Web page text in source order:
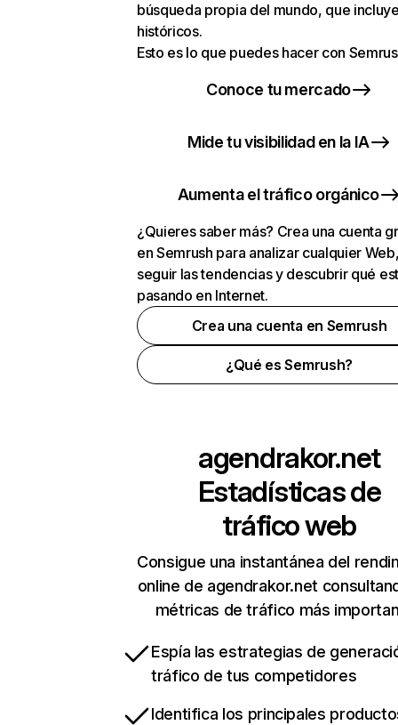
búsqueda propia del mundo, que
históricos.
Esto es lo que puedes hacer con
Conoce tu mercado
Mide tu visibilidad en la IA
Aumenta el tráfico orgánico
¿Quieres saber más? Crea una cuenta
en Semrush para analizar cualquier
seguir las tendencias y descubrir qué
pasando en Internet.
Crea una cuenta en Semrush
¿Qué es Semrush?
agendrakor.net
Estadísticas de
tráfico web
Consigue una instantánea del
online de agendrakor.net
métricas de tráfico más
Espía las estrategias de
tráfico de tus competidores
Identifica los principales